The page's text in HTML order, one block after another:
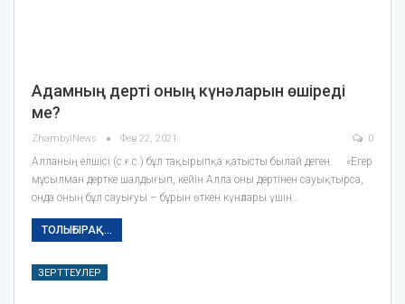
Адамның дерті оның күнәларын өшіреді
ме?
ZhambylNews Фев 22, 2021 0
Алланың елшісі (с.ғ.с.) бұл тақырыпқа қатысты былай деген: ⠀ «Егер
мұсылман дертке шалдығып, кейін Алла оны дертінен сауықтырса,
онда оның бұл сауығуы – бұрын өткен күнәлары үшін…
ТОЛЫҒЫРАҚ...
ЗЕРТТЕУЛЕР